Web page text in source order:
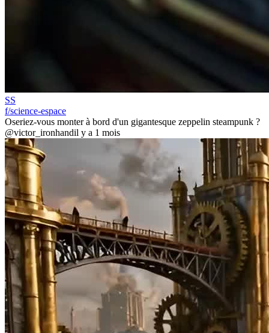
SS
f/science-espace
Oseriez-vous monter à bord d'un gigantesque zeppelin steampunk ?
@victor_ironhandil y a 1 mois